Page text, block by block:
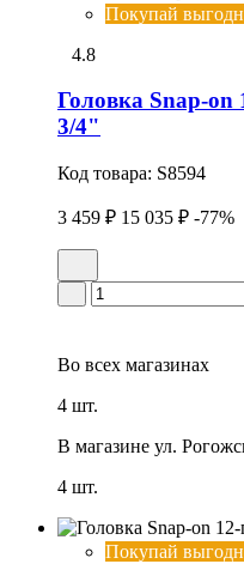
Покупай
4.8
Головка Snap-on
3/4"
Код товара: S8594
3 459 ₽ 15 035 ₽ -77%
Во всех магазинах
4 шт.
В магазине ул.
4 шт.
Покупай